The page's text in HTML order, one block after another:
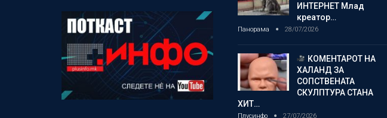
ИНТЕРНЕТ Млад
креатор…
Панорама 28/07/2026
КОМЕНТАРОТ НА
ХАЛАНД ЗА
СОПСТВЕНАТА
СКУЛПТУРА СТАНА
ХИТ…
Плусинфо 27/07/2026